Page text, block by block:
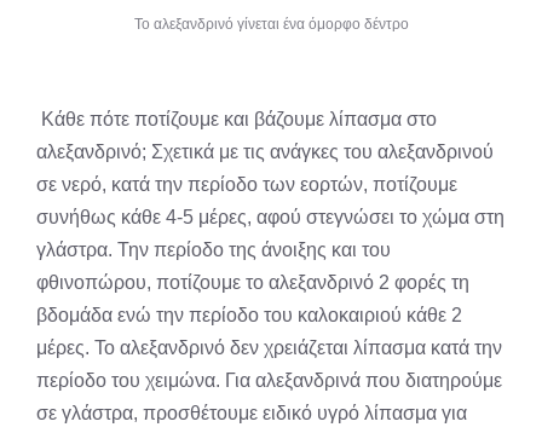
Το αλεξανδρινό γίνεται ένα όμορφο δέντρο
Κάθε πότε ποτίζουμε και βάζουμε λίπασμα στο
αλεξανδρινό; Σχετικά με τις ανάγκες του αλεξανδρινού
σε νερό, κατά την περίοδο των εορτών, ποτίζουμε
συνήθως κάθε 4-5 μέρες, αφού στεγνώσει το χώμα στη
γλάστρα. Την περίοδο της άνοιξης και του
φθινοπώρου, ποτίζουμε το αλεξανδρινό 2 φορές τη
βδομάδα ενώ την περίοδο του καλοκαιριού κάθε 2
μέρες. Το αλεξανδρινό δεν χρειάζεται λίπασμα κατά την
περίοδο του χειμώνα. Για αλεξανδρινά που διατηρούμε
σε γλάστρα, προσθέτουμε ειδικό υγρό λίπασμα για